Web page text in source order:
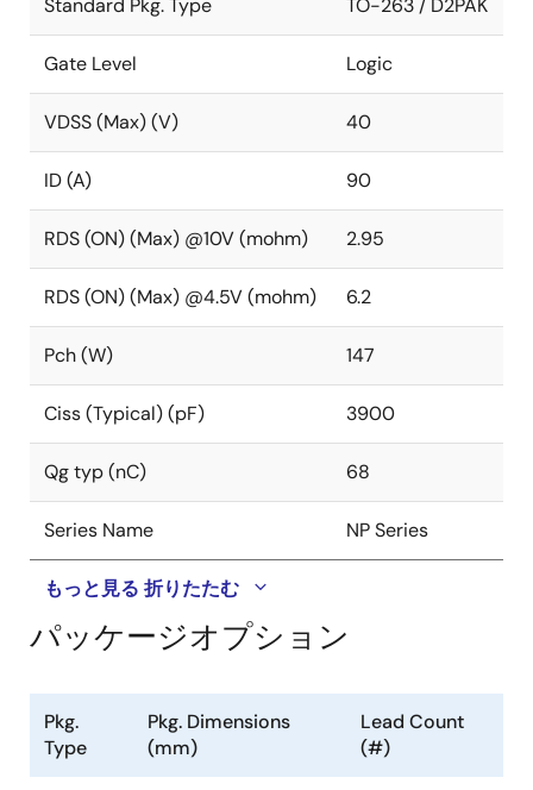
Gate Level Logic
VDSS (Max) (V) 40
ID (A) 90
RDS (ON) (Max) @10V (mohm) 2.95
RDS (ON) (Max) @4.5V (mohm) 6.2
Pch (W) 147
Ciss (Typical) (pF) 3900
Qg typ (nC) 68
Series Name NP Series
もっと見る 折りたたむ
パッケージオプション
Pkg.
Type
Pkg. Dimensions
(mm)
Lead Count
(#)